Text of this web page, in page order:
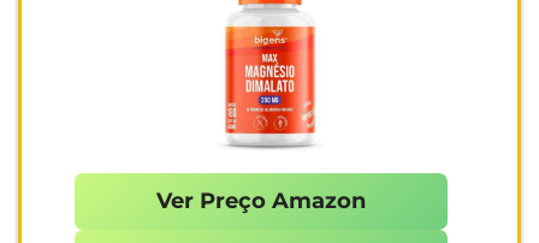
Ver Preço Amazon